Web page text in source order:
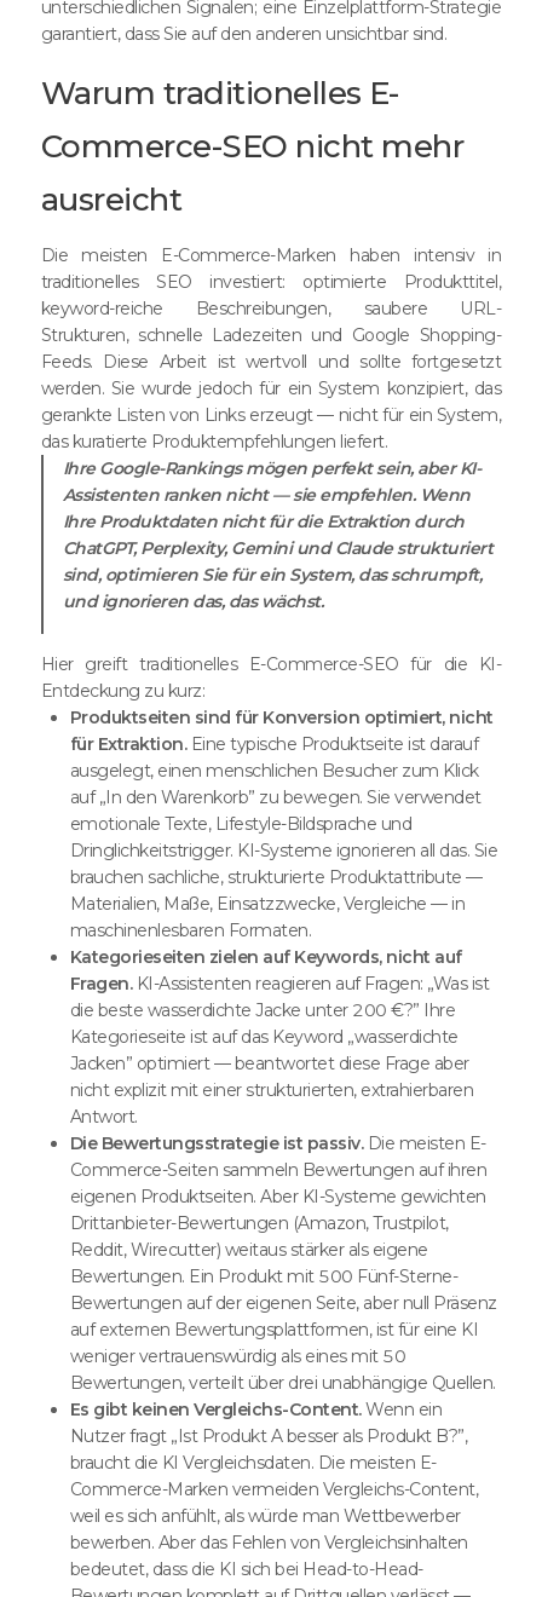
unterschiedlichen Signalen; eine Einzelplattform-Strategie
garantiert, dass Sie auf den anderen unsichtbar sind.
Warum traditionelles E-
Commerce-SEO nicht mehr
ausreicht
Die meisten E-Commerce-Marken haben intensiv in
traditionelles SEO investiert: optimierte Produkttitel,
keyword-reiche Beschreibungen, saubere URL-
Strukturen, schnelle Ladezeiten und Google Shopping-
Feeds. Diese Arbeit ist wertvoll und sollte fortgesetzt
werden. Sie wurde jedoch für ein System konzipiert, das
gerankte Listen von Links erzeugt — nicht für ein System,
das kuratierte Produktempfehlungen liefert.
Ihre Google-Rankings mögen perfekt sein, aber KI-
Assistenten ranken nicht — sie empfehlen. Wenn
Ihre Produktdaten nicht für die Extraktion durch
ChatGPT, Perplexity, Gemini und Claude strukturiert
sind, optimieren Sie für ein System, das schrumpft,
und ignorieren das, das wächst.
Hier greift traditionelles E-Commerce-SEO für die KI-
Entdeckung zu kurz:
Produktseiten sind für Konversion optimiert, nicht
für Extraktion.Eine typische Produktseite ist darauf
ausgelegt, einen menschlichen Besucher zum Klick
auf „In den Warenkorb” zu bewegen. Sie verwendet
emotionale Texte, Lifestyle-Bildsprache und
Dringlichkeitstrigger. KI-Systeme ignorieren all das. Sie
brauchen sachliche, strukturierte Produktattribute —
Materialien, Maße, Einsatzzwecke, Vergleiche — in
maschinenlesbaren Formaten.
Kategorieseiten zielen auf Keywords, nicht auf
Fragen.KI-Assistenten reagieren auf Fragen: „Was ist
die beste wasserdichte Jacke unter 200 €?” Ihre
Kategorieseite ist auf das Keyword „wasserdichte
Jacken” optimiert — beantwortet diese Frage aber
nicht explizit mit einer strukturierten, extrahierbaren
Antwort.
Die Bewertungsstrategie ist passiv.Die meisten E-
Commerce-Seiten sammeln Bewertungen auf ihren
eigenen Produktseiten. Aber KI-Systeme gewichten
Drittanbieter-Bewertungen (Amazon, Trustpilot,
Reddit, Wirecutter) weitaus stärker als eigene
Bewertungen. Ein Produkt mit 500 Fünf-Sterne-
Bewertungen auf der eigenen Seite, aber null Präsenz
auf externen Bewertungsplattformen, ist für eine KI
weniger vertrauenswürdig als eines mit 50
Bewertungen, verteilt über drei unabhängige Quellen.
Es gibt keinen Vergleichs-Content.Wenn ein
Nutzer fragt „Ist Produkt A besser als Produkt B?”,
braucht die KI Vergleichsdaten. Die meisten E-
Commerce-Marken vermeiden Vergleichs-Content,
weil es sich anfühlt, als würde man Wettbewerber
bewerben. Aber das Fehlen von Vergleichsinhalten
bedeutet, dass die KI sich bei Head-to-Head-